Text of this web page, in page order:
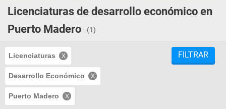
Licenciaturas de desarrollo económico en
Puerto Madero
(1)
Licenciaturas
Desarrollo Económico
Puerto Madero
FILTRAR